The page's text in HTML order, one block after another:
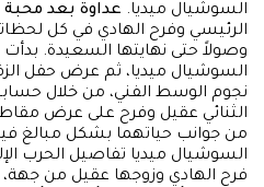
السوشيال ميديا. عداوة بعد محبة
الرئيسي وفرح الهادي في كل
وصولاً حتى نهايتها السعيدة.
السوشيال ميديا، ثم عرض حفل
نجوم الوسط الفني، من خلال
الثنائي عقيل وفرح على عرض
من جوانب حياتهما بشكل مبالغ
السوشيال ميديا تفاصيل الحرب
فرح الهادي وزوجها عقيل من جهة،